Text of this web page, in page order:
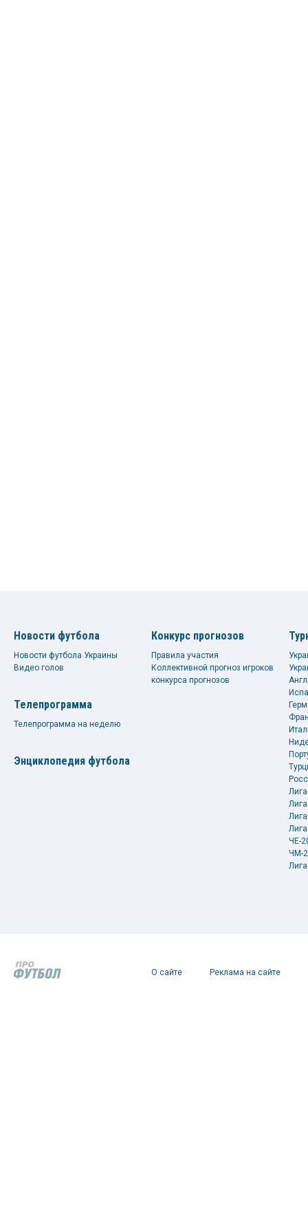
Новости футбола
Новости футбола Украины
Видео голов
Телепрограмма
Телепрограмма на неделю
Энциклопедия футбола
Конкурс прогнозов
Правила участия
Коллективной прогноз игроков
конкурса прогнозов
ЧЕ-
ЧМ-
О сайте Реклама на сайте